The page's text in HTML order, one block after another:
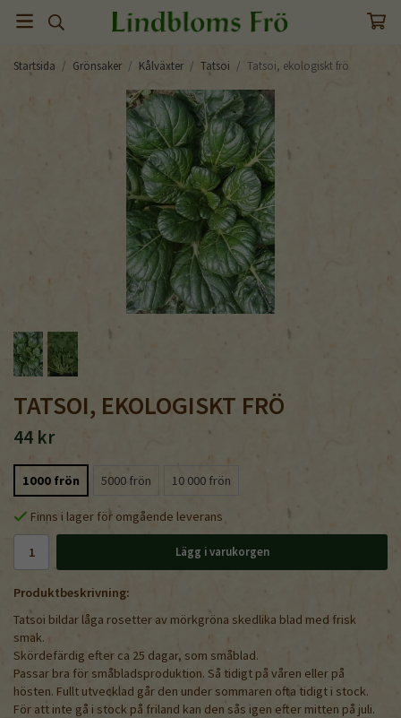
Startsida / Grönsaker / Kålväxter / Tatsoi / Tatsoi, ekologiskt frö
TATSOI, EKOLOGISKT FRÖ
44 kr
1000 frön 5000 frön 10 000 frön
Finns i lager för omgående leverans
Lägg i varukorgen
Produktbeskrivning:
Tatsoi bildar låga rosetter av mörkgröna skedlika blad med frisk
smak.
Skördefärdig efter ca 25 dagar, som småblad.
Passar bra för småbladsproduktion. Så tidigt på våren eller på
hösten. Fullt utvecklad går den under sommaren ofta tidigt i stock.
För att inte gå i stock på friland kan den sås igen efter mitten på juli.